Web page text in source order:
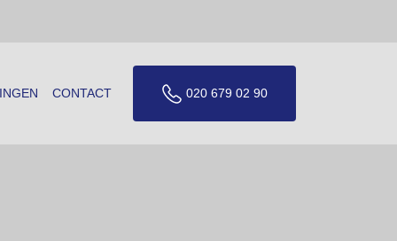
CONTACT 020 679 02 90